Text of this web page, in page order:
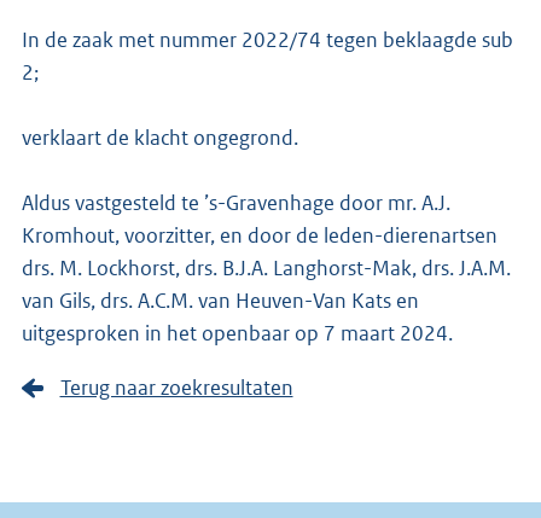
In de zaak met nummer 2022/74 tegen beklaagde sub
2;
verklaart de klacht ongegrond.
Aldus vastgesteld te ’s-Gravenhage door mr. A.J.
Kromhout, voorzitter, en door de leden-dierenartsen
drs. M. Lockhorst, drs. B.J.A. Langhorst-Mak, drs. J.A.M.
van Gils, drs. A.C.M. van Heuven-Van Kats en
uitgesproken in het openbaar op 7 maart 2024.
Terug naar zoekresultaten